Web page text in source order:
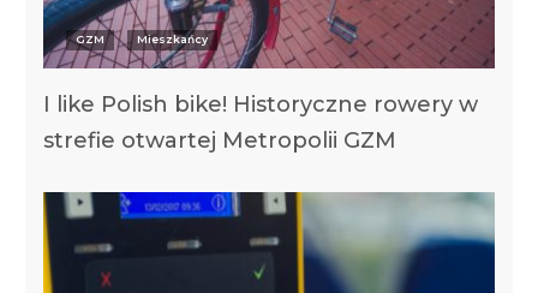
GZM Mieszkańcy
I like Polish bike! Historyczne rowery w
strefie otwartej Metropolii GZM